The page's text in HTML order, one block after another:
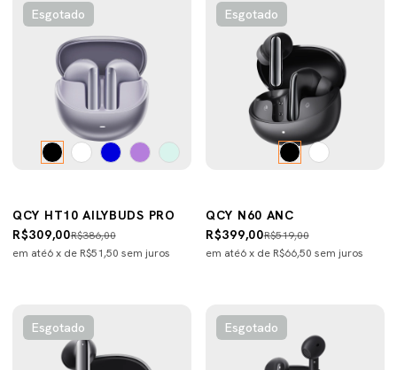
Esgotado
QCY HT10 AILYBUDS PRO
R$386,00
R$309,00
em até6x de R$51,50 sem juros
Esgotado
QCY N60 ANC
R$519,00
R$399,00
em até6x de R$66,50 sem juros
Esgotado Esgotado